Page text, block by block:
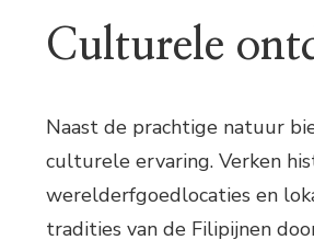
Culturele
Naast de prachtige natuur
culturele ervaring. Verken
werelderfgoedlocaties en
tradities van de Filipijnen